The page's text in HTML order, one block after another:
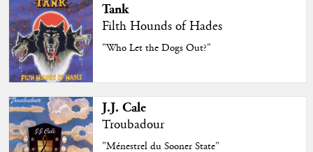
Tank
Filth Hounds of Hades
"Who Let the Dogs Out?"
J.J. Cale
Troubadour
"Ménestrel du Sooner State"